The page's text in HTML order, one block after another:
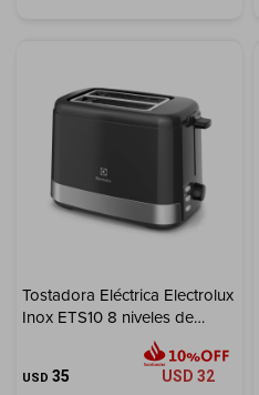
Tostadora Eléctrica Electrolux
Inox ETS10 8 niveles de
USD 35 USD 32